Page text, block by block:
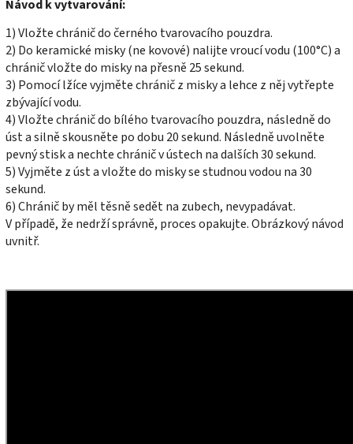
Návod k vytvarování:
1) Vložte chránič do černého tvarovacího pouzdra.
2) Do keramické misky (ne kovové) nalijte vroucí vodu (100°C) a
chránič vložte do misky na přesně 25 sekund.
3) Pomocí lžíce vyjměte chránič z misky a lehce z něj vytřepte
zbývající vodu.
4) Vložte chránič do bílého tvarovacího pouzdra, následně do
úst a silně skousněte po dobu 20 sekund. Následně uvolněte
pevný stisk a nechte chránič v ústech na dalších 30 sekund.
5) Vyjměte z úst a vložte do misky se studnou vodou na 30
sekund.
6) Chránič by měl těsně sedět na zubech, nevypadávat.
V případě, že nedrží správně, proces opakujte. Obrázkový návod
uvnitř.